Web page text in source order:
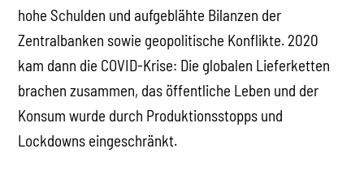
hohe Schulden und aufgeblähte Bilanzen der
Zentralbanken sowie geopolitische Konflikte. 2020
kam dann die COVID-Krise: Die globalen Lieferketten
brachen zusammen, das öffentliche Leben und der
Konsum wurde durch Produktionsstopps und
Lockdowns eingeschränkt.